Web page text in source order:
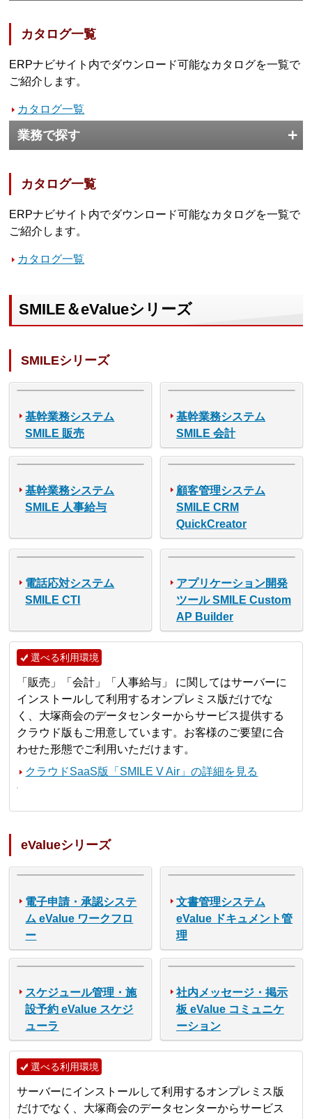
カタログ一覧
ERPナビサイト内でダウンロード可能なカタログを一覧で
ご紹介します。
カタログ一覧
業務で探す
カタログ一覧
ERPナビサイト内でダウンロード可能なカタログを一覧で
ご紹介します。
カタログ一覧
SMILE＆eValueシリーズ
SMILEシリーズ
基幹業務システム
SMILE 販売
基幹業務システム
SMILE 会計
基幹業務システム
SMILE 人事給与
顧客管理システム
SMILE CRM
QuickCreator
電話応対システム
SMILE CTI
アプリケーション開発
ツール SMILE Custom
AP Builder
選べる利用環境
「販売」「会計」「人事給与」 に関してはサーバーに
インストールして利用するオンプレミス版だけでな
く、大塚商会のデータセンターからサービス提供する
クラウド版もご用意しています。お客様のご要望に合
わせた形態でご利用いただけます。
クラウドSaaS版「SMILE V Air」の詳細を見る
eValueシリーズ
電子申請・承認システ
ム eValue ワークフロ
ー
文書管理システム
eValue ドキュメント管
理
スケジュール管理・施
設予約 eValue スケジ
ューラ
社内メッセージ・掲示
板 eValue コミュニケ
ーション
選べる利用環境
サーバーにインストールして利用するオンプレミス版
だけでなく、大塚商会のデータセンターからサービス